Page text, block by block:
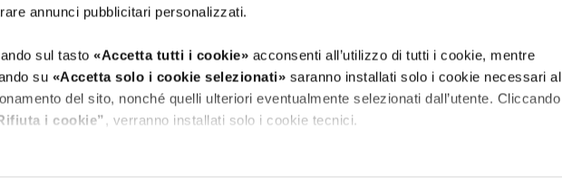
annunci pubblicitari personalizzati.
sul tasto«Accetta tutti i cookie» acconsenti all’utilizzo di tutti i cookie, mentre
su «Accetta solo i cookie selezionati» saranno installati solo i cookie necessari al
del sito, nonché quelli ulteriori eventualmente selezionati dall’utente. Cliccando
i cookie”, verranno installati solo i cookie tecnici.
Milano 2021
Monferrato 2021
Contributi PA